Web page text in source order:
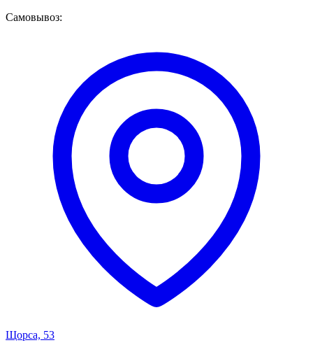
Самовывоз:
Щорса, 53